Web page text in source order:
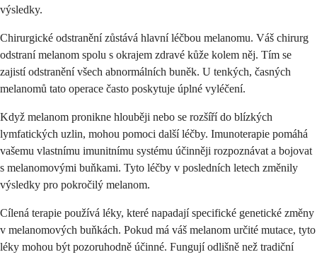
výsledky.
Chirurgické odstranění zůstává hlavní léčbou melanomu. Váš chirurg
odstraní melanom spolu s okrajem zdravé kůže kolem něj. Tím se
zajistí odstranění všech abnormálních buněk. U tenkých, časných
melanomů tato operace často poskytuje úplné vyléčení.
Když melanom pronikne hlouběji nebo se rozšíří do blízkých
lymfatických uzlin, mohou pomoci další léčby. Imunoterapie pomáhá
vašemu vlastnímu imunitnímu systému účinněji rozpoznávat a bojovat
s melanomovými buňkami. Tyto léčby v posledních letech změnily
výsledky pro pokročilý melanom.
Cílená terapie používá léky, které napadají specifické genetické změny
v melanomových buňkách. Pokud má váš melanom určité mutace, tyto
léky mohou být pozoruhodně účinné. Fungují odlišně než tradiční